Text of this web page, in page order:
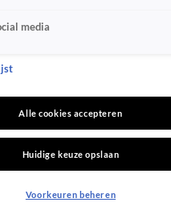
een
maar
media
Alle cookies accepteren
Huidige keuze opslaan
Voorkeuren beheren